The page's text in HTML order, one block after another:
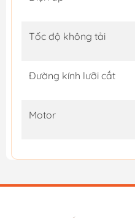
Tốc độ không tải
Đường kính lưỡi cắt
Motor